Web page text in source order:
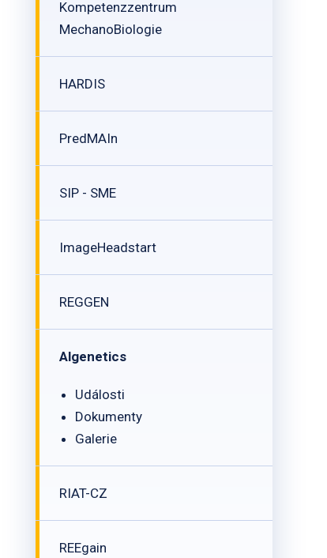
Kompetenzzentrum
MechanoBiologie
HARDIS
PredMAIn
SIP - SME
ImageHeadstart
REGGEN
Algenetics
Události
Dokumenty
Galerie
RIAT-CZ
REEgain